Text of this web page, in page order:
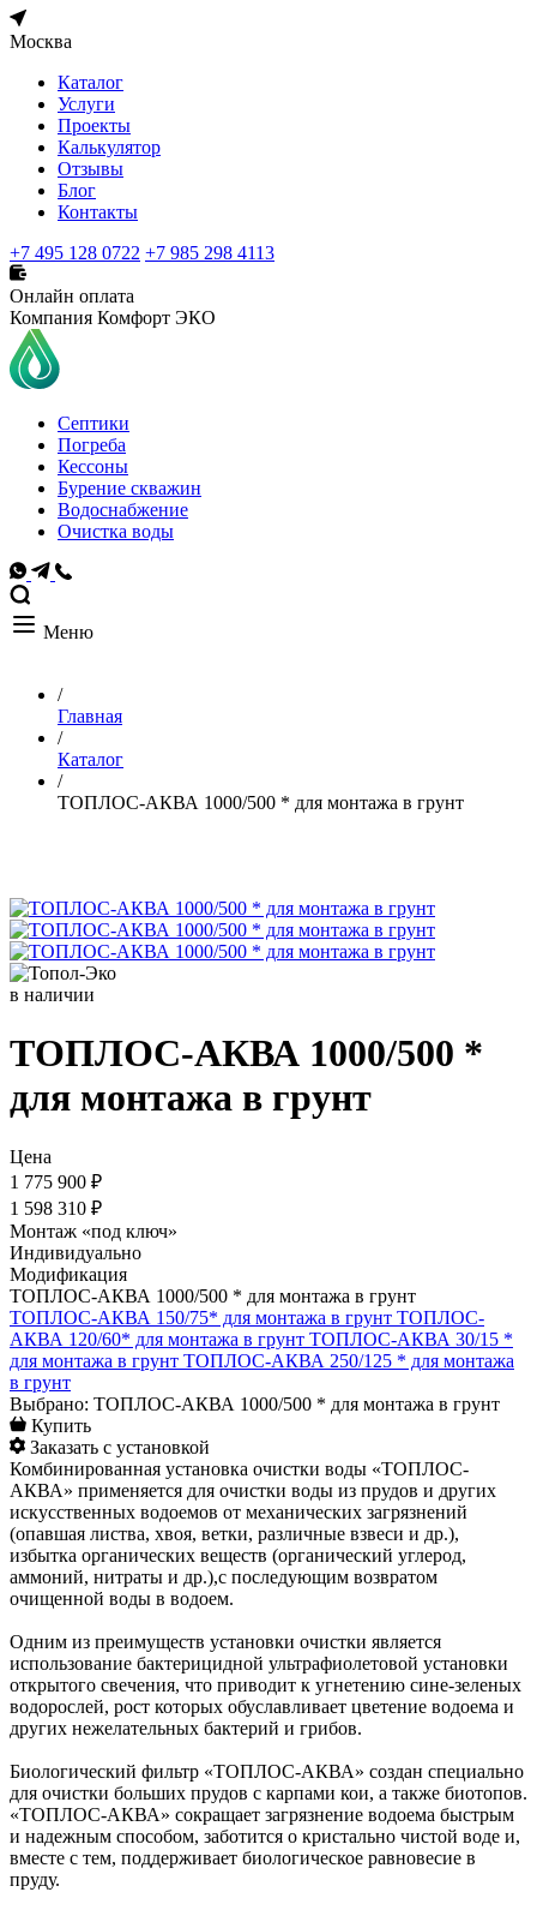
Москва
Каталог
Услуги
Проекты
Калькулятор
Отзывы
Блог
Контакты
+7 495 128 0722 +7 985 298 4113
Онлайн оплата
Компания Комфорт ЭКО
Септики
Погреба
Кессоны
Бурение скважин
Водоснабжение
Очистка воды
Меню
/
Главная
/
Каталог
/
ТОПЛОС-АКВА 1000/500 * для монтажа в грунт
в наличии
ТОПЛОС-АКВА 1000/500 *
для монтажа в грунт
Цена
1 775 900 ₽
1 598 310 ₽
Монтаж «под ключ»
Индивидуально
Модификация
ТОПЛОС-АКВА 1000/500 * для монтажа в грунт
ТОПЛОС-АКВА 150/75* для монтажа в грунт ТОПЛОС-
АКВА 120/60* для монтажа в грунт ТОПЛОС-АКВА 30/15 *
для монтажа в грунт ТОПЛОС-АКВА 250/125 * для монтажа
в грунт
Выбрано: ТОПЛОС-АКВА 1000/500 * для монтажа в грунт
Купить
Заказать с установкой
Комбинированная установка очистки воды «ТОПЛОС-
АКВА» применяется для очистки воды из прудов и других
искусственных водоемов от механических загрязнений
(опавшая листва, хвоя, ветки, различные взвеси и др.),
избытка органических веществ (органический углерод,
аммоний, нитраты и др.),с последующим возвратом
очищенной воды в водоем.
Одним из преимуществ установки очистки является
использование бактерицидной ультрафиолетовой установки
открытого свечения, что приводит к угнетению сине-зеленых
водорослей, рост которых обуславливает цветение водоема и
других нежелательных бактерий и грибов.
Биологический фильтр «ТОПЛОС-АКВА» создан специально
для очистки больших прудов с карпами кои, а также биотопов.
«ТОПЛОС-АКВА» сокращает загрязнение водоема быстрым
и надежным способом, заботится о кристально чистой воде и,
вместе с тем, поддерживает биологическое равновесие в
пруду.